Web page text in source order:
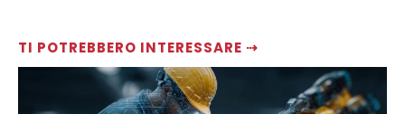
TI POTREBBERO INTERESSARE ⇢